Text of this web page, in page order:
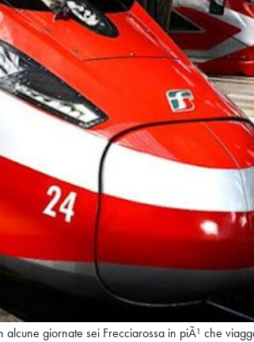
giornate sei Frecciarossa in piÃ¹ che